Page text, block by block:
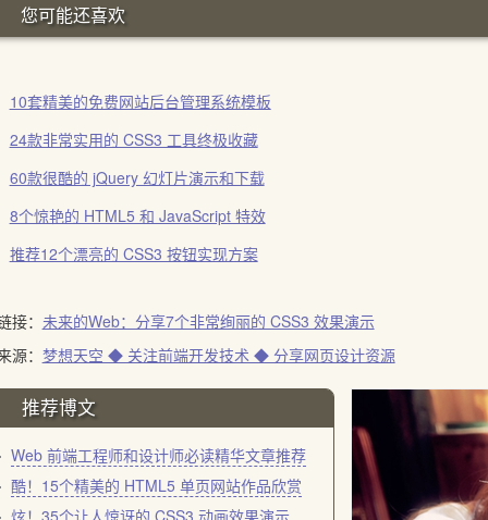
您可能还喜欢
10套精美的免费网站后台管理系统模板
24款非常实用的 CSS3 工具终极收藏
60款很酷的 jQuery 幻灯片演示和下载
8个惊艳的 HTML5 和 JavaScript 特效
推荐12个漂亮的 CSS3 按钮实现方案
接： 未来的Web：分享7个非常绚丽的 CSS3 效果演示
源： 梦想天空 ◆ 关注前端开发技术 ◆ 分享网页设计资源
推荐博文
Web 前端工程师和设计师必读精华文章推荐
酷！15个精美的 HTML5 单页网站作品欣赏
炫！35个让人惊讶的 CSS3 动画效果演示